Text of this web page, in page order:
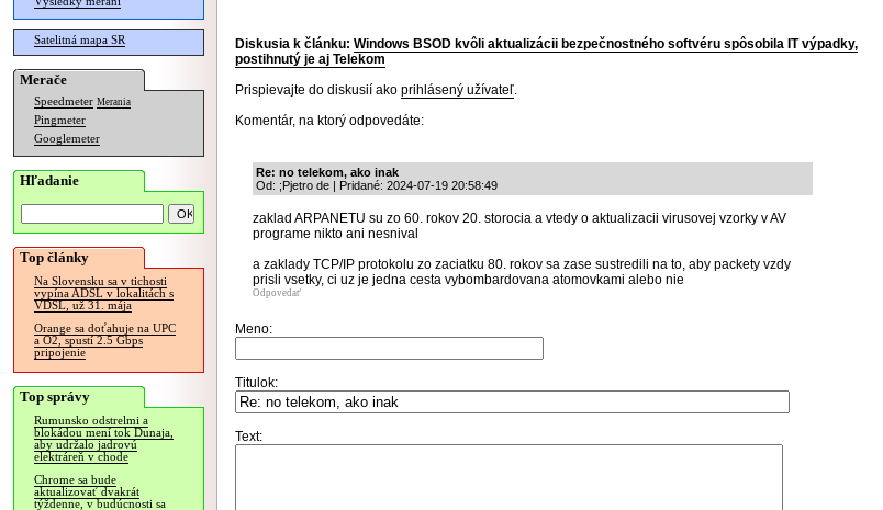
Satelitná mapa SR
Merače
Speedmeter Merania
Pingmeter
Googlemeter
Hľadanie
Top články
Na Slovensku sa v tichosti
vypína ADSL v lokalitách s
VDSL, už 31. mája
Orange sa doťahuje na UPC
a O2, spustí 2.5 Gbps
pripojenie
Top správy
Rumunsko odstrelmi a
blokádou mení tok Dunaja,
aby udržalo jadrovú
elektráreň v chode
Chrome sa bude
aktualizovať dvakrát
týždenne, v budúcnosti sa
Diskusia k článku: Windows BSOD kvôli aktualizácii bezpečnostného softvéru spôsobila IT výpadky,
postihnutý je aj Telekom
Prispievajte do diskusií ako prihlásený užívateľ.
Komentár, na ktorý odpovedáte:
Re: no telekom, ako inak
Od: ;Pjetro de | Pridané: 2024-07-19 20:58:49
zaklad ARPANETU su zo 60. rokov 20. storocia a vtedy o aktualizacii virusovej vzorky v AV
programe nikto ani nesnival
a zaklady TCP/IP protokolu zo zaciatku 80. rokov sa zase sustredili na to, aby packety vzdy
prisli vsetky, ci uz je jedna cesta vybombardovana atomovkami alebo nie
Odpovedať
Meno:
Titulok:
Text: